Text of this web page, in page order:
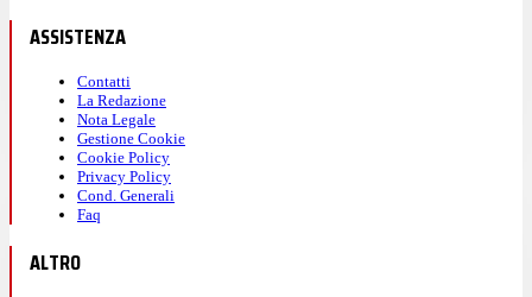
ASSISTENZA
Contatti
La Redazione
Nota Legale
Gestione Cookie
Cookie Policy
Privacy Policy
Cond. Generali
Faq
ALTRO